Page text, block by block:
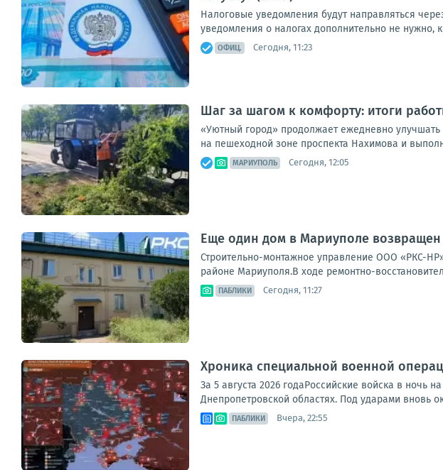
Налоговые уведомления будут направляться
уведомления о налогах дополнительно не нужно,
ОФИЦ. Сегодня, 11:23
Шаг за шагом к комфорту: итоги
«Уютный город» продолжает ежедневно
на пешеходной зоне проспекта Нахимова и
МАРИУПОЛЬ Сегодня, 12:05
Еще один дом в Мариуполе
Строительно-монтажное управление ООО «РКС-
районе Мариуполя.В ходе ремонтно-
ПАБЛИКИ Сегодня, 11:27
Хроника специальной военной
За 5 августа 2026 годаРоссийские войска в ночь
Днепропетровской областях. Под ударами вновь
ПАБЛИКИ Вчера, 22:55